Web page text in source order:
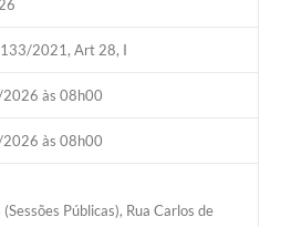
2021, Art 28, I
às 08h00
às 08h00
Públicas), Rua Carlos de